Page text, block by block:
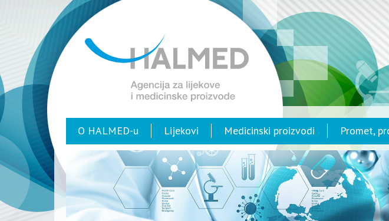
O HALMED-u Lijekovi Medicinski proizvodi Promet,